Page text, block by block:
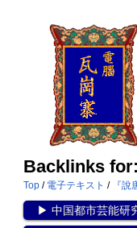
Backlinks
Top / 電子テキスト / 『說
▶ 中国都市芸能研